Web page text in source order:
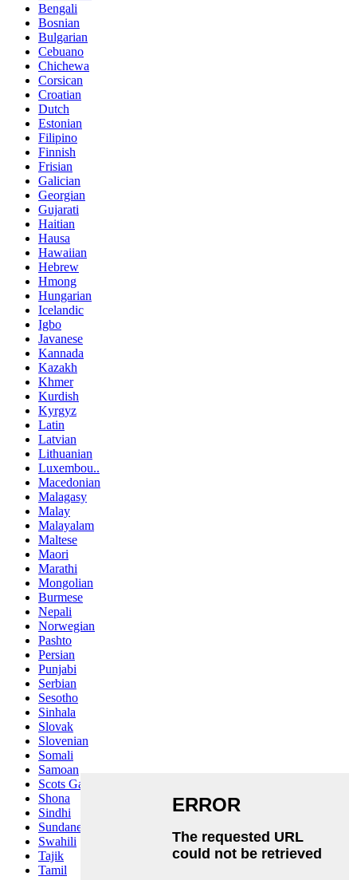
Bengali
Bosnian
Bulgarian
Cebuano
Chichewa
Corsican
Croatian
Dutch
Estonian
Filipino
Finnish
Frisian
Galician
Georgian
Gujarati
Haitian
Hausa
Hawaiian
Hebrew
Hmong
Hungarian
Icelandic
Igbo
Javanese
Kannada
Kazakh
Khmer
Kurdish
Kyrgyz
Latin
Latvian
Lithuanian
Luxembou..
Macedonian
Malagasy
Malay
Malayalam
Maltese
Maori
Marathi
Mongolian
Burmese
Nepali
Norwegian
Pashto
Persian
Punjabi
Serbian
Sesotho
Sinhala
Slovak
Slovenian
Somali
Samoan
Scots Gaelic
Shona
Sindhi
Sundanese
Swahili
Tajik
Tamil